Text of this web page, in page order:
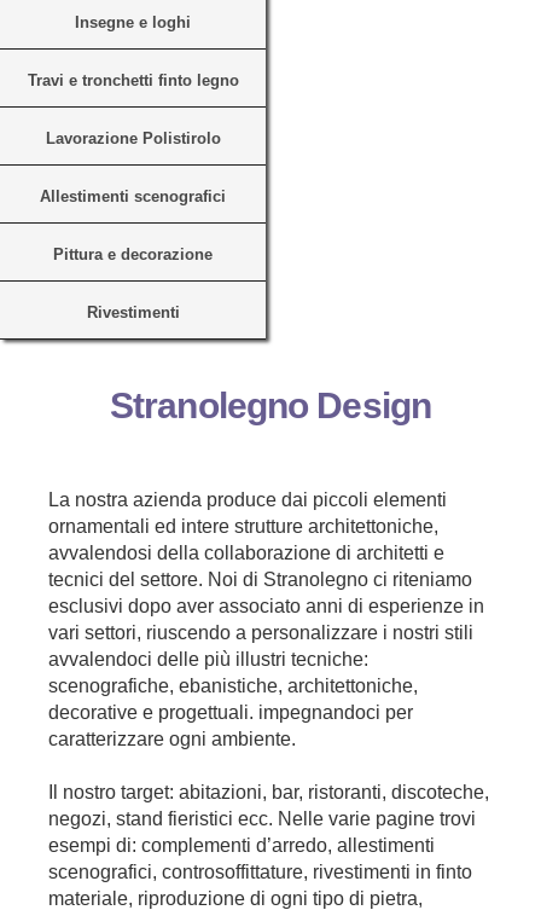
Insegne e loghi
Travi e tronchetti finto legno
Lavorazione Polistirolo
Allestimenti scenografici
Pittura e decorazione
Rivestimenti
Stranolegno Design
La nostra azienda produce dai piccoli elementi
ornamentali ed intere strutture architettoniche,
avvalendosi della collaborazione di architetti e
tecnici del settore. Noi di Stranolegno ci riteniamo
esclusivi dopo aver associato anni di esperienze in
vari settori, riuscendo a personalizzare i nostri stili
avvalendoci delle più illustri tecniche:
scenografiche, ebanistiche, architettoniche,
decorative e progettuali. impegnandoci per
caratterizzare ogni ambiente.
Il nostro target: abitazioni, bar, ristoranti, discoteche,
negozi, stand fieristici ecc. Nelle varie pagine trovi
esempi di: complementi d’arredo, allestimenti
scenografici, controsoffittature, rivestimenti in finto
materiale, riproduzione di ogni tipo di pietra,